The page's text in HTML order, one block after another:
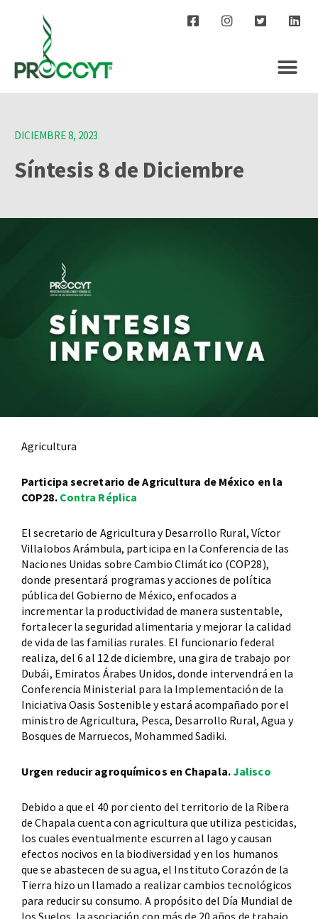
DICIEMBRE 8, 2023
Síntesis 8 de Diciembre
Agricultura
Participa secretario de Agricultura de México en la
COP28. Contra Réplica
El secretario de Agricultura y Desarrollo Rural, Víctor
Villalobos Arámbula, participa en la Conferencia de las
Naciones Unidas sobre Cambio Climático (COP28),
donde presentará programas y acciones de política
pública del Gobierno de México, enfocados a
incrementar la productividad de manera sustentable,
fortalecer la seguridad alimentaria y mejorar la calidad
de vida de las familias rurales. El funcionario federal
realiza, del 6 al 12 de diciembre, una gira de trabajo por
Dubái, Emiratos Árabes Unidos, donde intervendrá en la
Conferencia Ministerial para la Implementación de la
Iniciativa Oasis Sostenible y estará acompañado por el
ministro de Agricultura, Pesca, Desarrollo Rural, Agua y
Bosques de Marruecos, Mohammed Sadiki.
Urgen reducir agroquímicos en Chapala.Jalisco
Debido a que el 40 por ciento del territorio de la Ribera
de Chapala cuenta con agricultura que utiliza pesticidas,
los cuales eventualmente escurren al lago y causan
efectos nocivos en la biodiversidad y en los humanos
que se abastecen de su agua, el Instituto Corazón de la
Tierra hizo un llamado a realizar cambios tecnológicos
para reducir su consumo. A propósito del Día Mundial de